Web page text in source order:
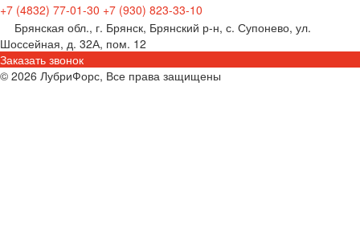
+7 (4832) 77-01-30 +7 (930) 823-33-10
Брянская обл., г. Брянск, Брянский р-н, с. Супонево, ул.
Шоссейная, д. 32А, пом. 12
Заказать звонок
© 2026 ЛубриФорс, Все права защищены